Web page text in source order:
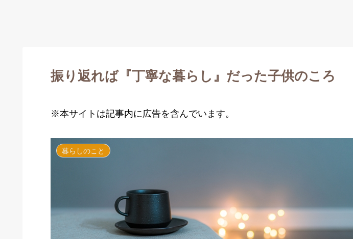
振り返れば『丁寧な暮らし』だった子供のころ
※本サイトは記事内に広告を含んでいます。
暮らしのこと